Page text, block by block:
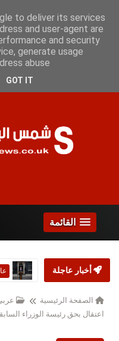
الجمعة 7 أغسطس 2026
الصفحات
القائمة
أخبار عاجلة
الصفحة الرئيسية
اعتقال بحق رئيسة الوزراء
to deliver its services
and user-agent are
and security
generate usage
abuse.
GOT IT